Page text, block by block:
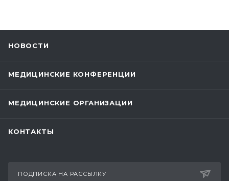
НОВОСТИ
МЕДИЦИНСКИЕ КОНФЕРЕНЦИИ
МЕДИЦИНСКИЕ ОРГАНИЗАЦИИ
КОНТАКТЫ
ПОДПИСКА НА РАССЫЛКУ